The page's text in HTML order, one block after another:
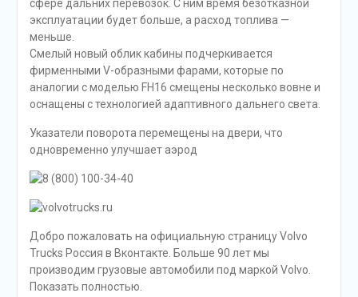
сфере дальних перевозок. С ним время безотказной
эксплуатации будет больше, а расход топлива —
меньше.
Смелый новый облик кабины подчеркивается
фирменными V-образными фарами, которые по
аналогии с моделью FH16 смещены несколько вовне и
оснащены с технологией адаптивного дальнего света.
Указатели поворота перемещены на двери, что
одновременно улучшает аэрод
Добро пожаловать на официальную страницу Volvo
Trucks Россия в Вконтакте. Больше 90 лет мы
производим грузовые автомобили под маркой Volvo.
Показать полностью.